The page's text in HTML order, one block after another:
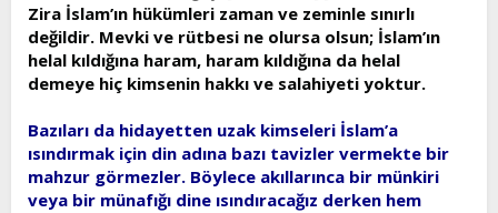
Zira İslam’ın hükümleri zaman ve zeminle sınırlı
değildir. Mevki ve rütbesi ne olursa olsun; İslam’ın
helal kıldığına haram, haram kıldığına da helal
demeye hiç kimsenin hakkı ve salahiyeti yoktur.
Bazıları da hidayetten uzak kimseleri İslam’a
ısındırmak için din adına bazı tavizler vermekte bir
mahzur görmezler. Böylece akıllarınca bir münkiri
veya bir münafığı dine ısındıracağız derken hem